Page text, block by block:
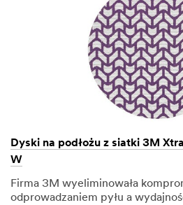
Dyski na podłożu z siatki 3M
W
Firma 3M wyeliminowała
odprowadzaniem pyłu a